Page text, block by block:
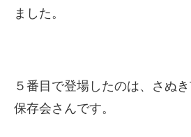
ました。
５番目で登場したのは、さぬ
保存会さんです。